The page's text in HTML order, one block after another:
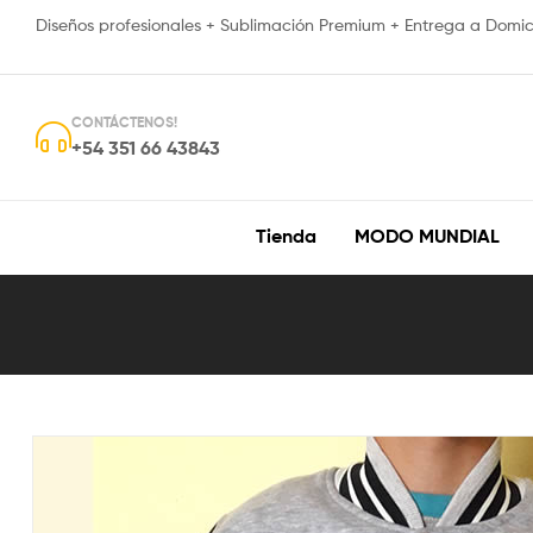
Diseños profesionales + Sublimación Premium + Entrega a
CONTÁCTENOS!
+54 351 66 43843
Tienda MODO MUNDIAL